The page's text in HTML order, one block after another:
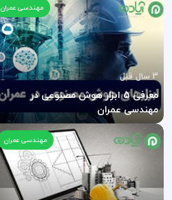
مهندسی عمران
3 سال قبل
معرفی 5 ابزار هوش مصنوعی در
مهندسی عمران
مهندسی عمران